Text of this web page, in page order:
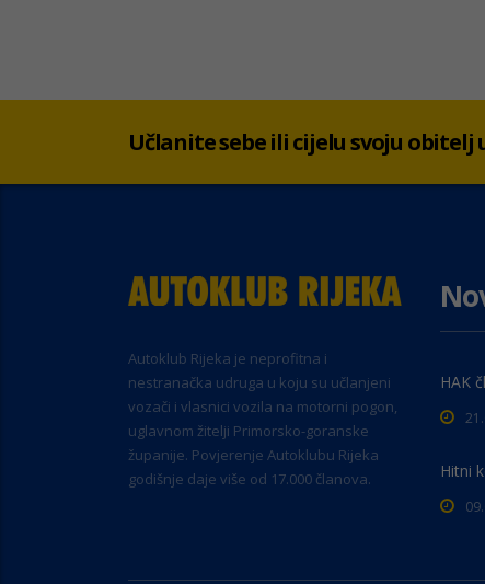
Učlanite sebe ili cijelu svoju obitelj
Autoklub Rijeka je neprofitna i
nestranačka udruga u koju su učlanjeni
vozači i vlasnici vozila na motorni pogon,
uglavnom žitelji Primorsko-goranske
županije. Povjerenje Autoklubu Rijeka
godišnje daje više od 17.000 članova.
HAK
Hitni